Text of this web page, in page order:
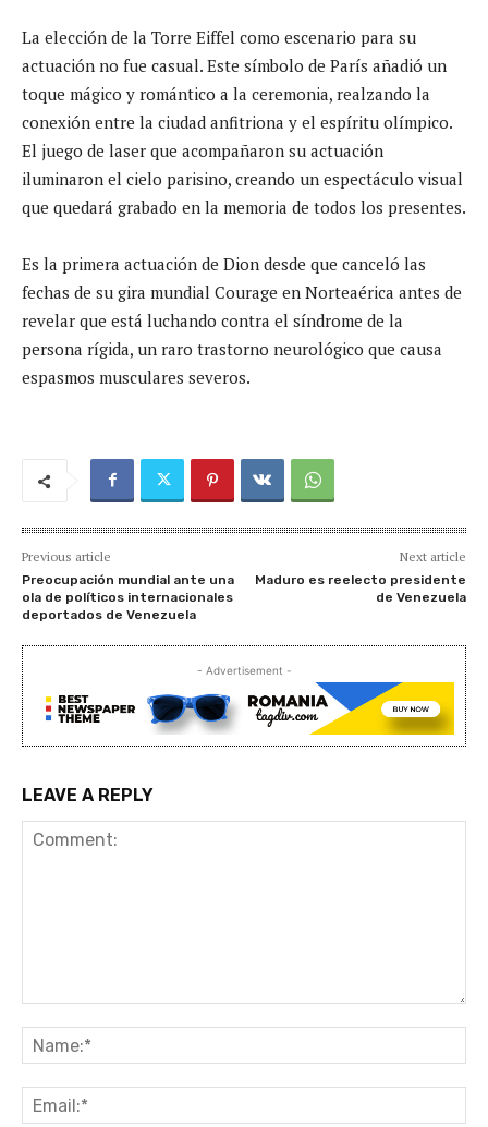
La elección de la Torre Eiffel como escenario para su
actuación no fue casual. Este símbolo de París añadió un
toque mágico y romántico a la ceremonia, realzando la
conexión entre la ciudad anfitriona y el espíritu olímpico.
El juego de laser que acompañaron su actuación
iluminaron el cielo parisino, creando un espectáculo visual
que quedará grabado en la memoria de todos los presentes.
Es la primera actuación de Dion desde que canceló las
fechas de su gira mundial Courage en Norteaérica antes de
revelar que está luchando contra el síndrome de la
persona rígida, un raro trastorno neurológico que causa
espasmos musculares severos.
Previous article
Preocupación mundial ante una
ola de políticos internacionales
deportados de Venezuela
Next article
Maduro es reelecto presidente
de Venezuela
- Advertisement -
LEAVE A REPLY